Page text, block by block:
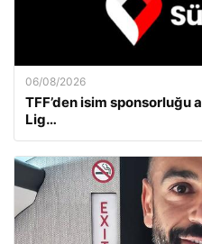
06/08/2026
TFF’den isim sponsorluğu
Lig…